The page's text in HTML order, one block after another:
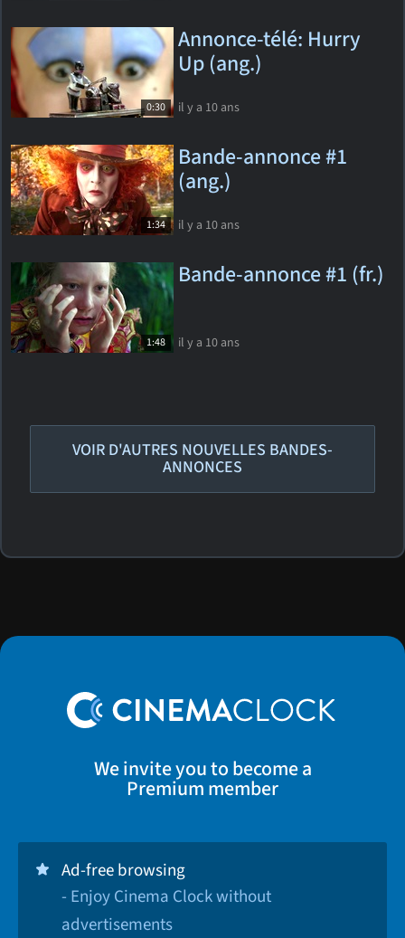
0:30
Annonce-télé: Hurry
Up (ang.)
il y a 10 ans
1:34
Bande-annonce #1
(ang.)
il y a 10 ans
1:48
Bande-annonce #1 (fr.)
il y a 10 ans
VOIR D'AUTRES NOUVELLES BANDES-
ANNONCES
We invite you to become a
Premium member
Ad-free browsing
- Enjoy Cinema Clock without
advertisements